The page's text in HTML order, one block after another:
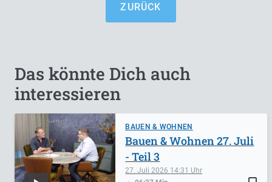
ZURÜCK
Das könnte Dich auch
interessieren
BAUEN & WOHNEN
27. Juli 2026 14:31
Bauen & Wohnen 27. Juli
- Teil 3